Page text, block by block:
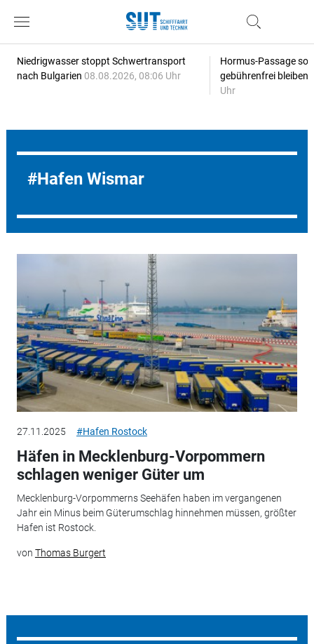
Niedrigwasser stoppt Schwertransport
nach Bulgarien 08.08.2026, 08:06 Uhr
Hormus-Passage
gebührenfrei bleiben
Uhr
Hafen Wismar
27.11.2025 #Hafen Rostock
Häfen in Mecklenburg-Vorpommern
schlagen weniger Güter um
Mecklenburg-Vorpommerns Seehäfen haben im vergangenen
Jahr ein Minus beim Güterumschlag hinnehmen müssen, größter
Hafen ist Rostock.
von Thomas Burgert